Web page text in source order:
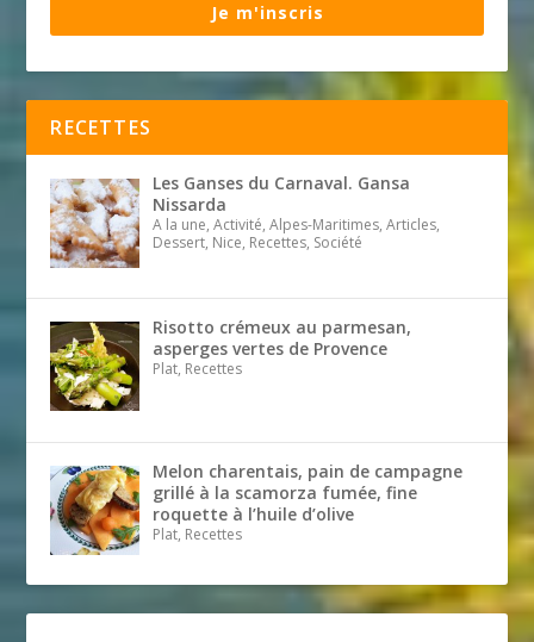
Je m'inscris
RECETTES
Les Ganses du Carnaval. Gansa
Nissarda
A la une, Activité, Alpes-Maritimes, Articles,
Dessert, Nice, Recettes, Société
Risotto crémeux au parmesan,
asperges vertes de Provence
Plat, Recettes
Melon charentais, pain de campagne
grillé à la scamorza fumée, fine
roquette à l’huile d’olive
Plat, Recettes